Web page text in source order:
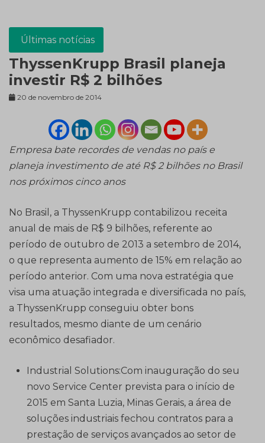
Últimas notícias
ThyssenKrupp Brasil planeja
investir R$ 2 bilhões
20 de novembro de 2014
Empresa bate recordes de vendas no país e
planeja investimento de até R$ 2 bilhões no Brasil
nos próximos cinco anos
No Brasil, a ThyssenKrupp contabilizou receita
anual de mais de R$ 9 bilhões, referente ao
período de outubro de 2013 a setembro de 2014,
o que representa aumento de 15% em relação ao
período anterior. Com uma nova estratégia que
visa uma atuação integrada e diversificada no país,
a ThyssenKrupp conseguiu obter bons
resultados, mesmo diante de um cenário
econômico desafiador.
Industrial Solutions:Com inauguração do seu
novo Service Center prevista para o início de
2015 em Santa Luzia, Minas Gerais, a área de
soluções industriais fechou contratos para a
prestação de serviços avançados ao setor de